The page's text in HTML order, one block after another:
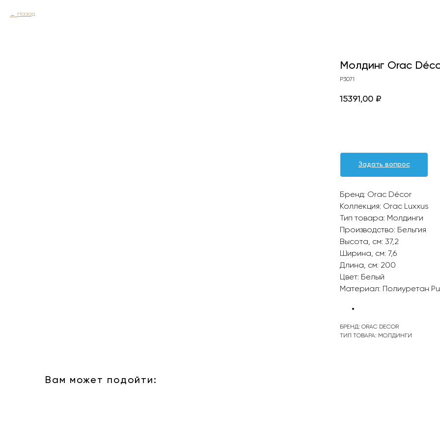
Назад
Молдинг Orac
P3071
15391,00 ₽
Задать вопрос
Бренд: Orac Décor
Коллекция: Orac Luxxus
Тип товара: Молдинги
Производство: Бельгия
Высота, см: 37,2
Ширина, см: 7,6
Длина, см: 200
Цвет: Белый
Материал: Полиуретан
БРЕНД: ORAC DECOR
ТИП ТОВАРА: МОЛДИНГИ
Вам может подойти: